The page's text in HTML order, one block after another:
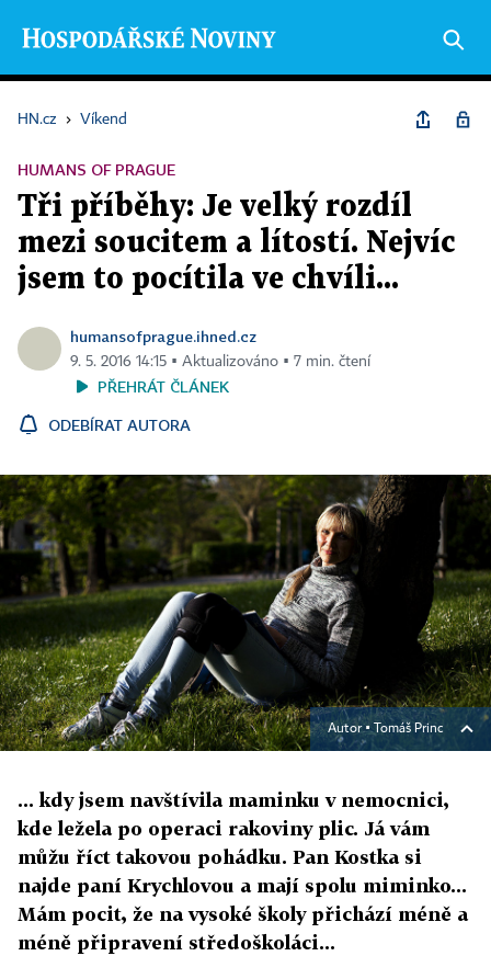
HN.cz › Víkend
HUMANS OF PRAGUE
Tři příběhy: Je velký rozdíl
mezi soucitem a lítostí. Nejvíc
jsem to pocítila ve chvíli...
humansofprague.ihned.cz
9. 5. 2016 14:15 ▪ Aktualizováno ▪ 7 min. čtení
PŘEHRÁT ČLÁNEK
ODEBÍRAT AUTORA
Autor ▪ Tomáš Princ
... kdy jsem navštívila maminku v nemocnici,
kde ležela po operaci rakoviny plic. Já vám
můžu říct takovou pohádku. Pan Kostka si
najde paní Krychlovou a mají spolu miminko...
Mám pocit, že na vysoké školy přichází méně a
méně připravení středoškoláci...